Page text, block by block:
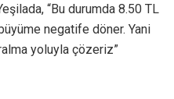
“Bu durumda 8.50 TL
negatife döner. Yani
yoluyla çözeriz”